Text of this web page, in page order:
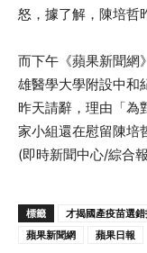
怒，據了解，陳培哲
而下午《蘋果新聞網
雄醫學大學附設中和
昨天請辭，理由「為
家小組還在慰留陳培
(即時新聞中心/綜合
標籤
才揭國產疫苗選
蘋果新聞網
蘋果日報